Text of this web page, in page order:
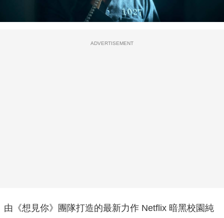
ADVERTISEMENT
由《想見你》團隊打造的最新力作 Netflix 暗黑校園純